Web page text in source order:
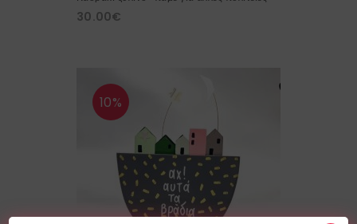
30.00€
10%